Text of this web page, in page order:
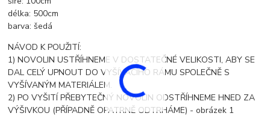
délka: 500cm
barva: šedá
NÁVOD K POUŽITÍ:
1) NOVOLIN USTŘÍHNEME V DOSTATEČNÉ VELIKOSTI, ABY SE
DAL CELÝ UPNOUT DO VYŠÍVACÍHO RÁMU SPOLEČNĚ S
VYŠÍVANÝM MATERIÁLEM.
2) PO VYŠITÍ PŘEBYTEČNÝ NOVOLIN ODSTŘÍHNEME HNED ZA
VÝŠIVKOU (PŘÍPADNĚ OPATRNĚ ODTRHÁME) - obrázek 1